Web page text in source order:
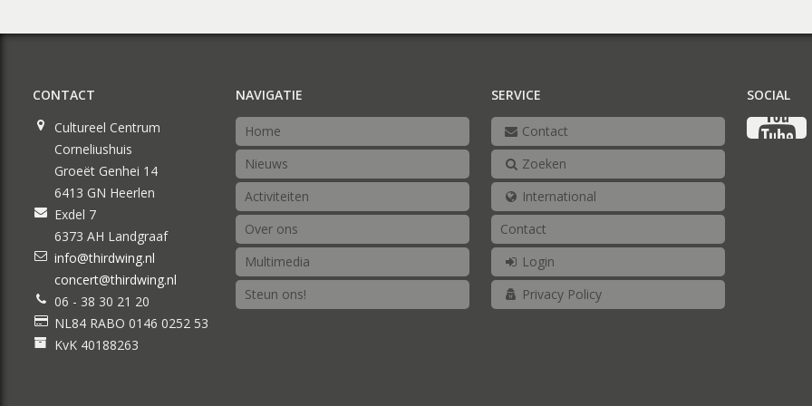
CONTACT
Cultureel Centrum
Corneliushuis
Groeët Genhei 14
6413 GN Heerlen
Exdel 7
6373 AH Landgraaf
info@thirdwing.nl
concert@thirdwing.nl
06 - 38 30 21 20
NL84 RABO 0146 0252 53
KvK 40188263
NAVIGATIE
Home
Nieuws
Activiteiten
Over ons
Multimedia
Steun ons!
SERVICE
Contact
Zoeken
International
Contact
Login
Privacy Policy
SOCIAL